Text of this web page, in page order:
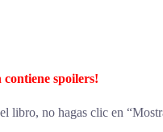
spoilers!
libro, no hagas clic en